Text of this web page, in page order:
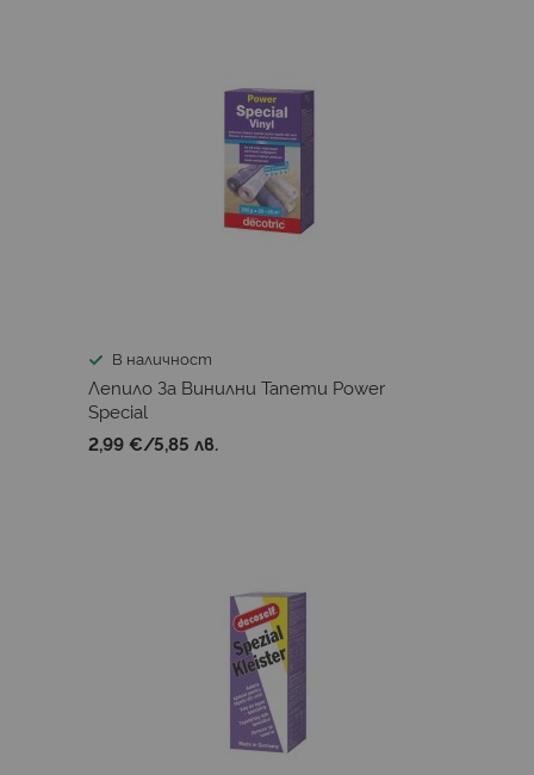
В наличност
Лепило За Винилни Тапети Power
Special
2,99 €/5,85 лв.